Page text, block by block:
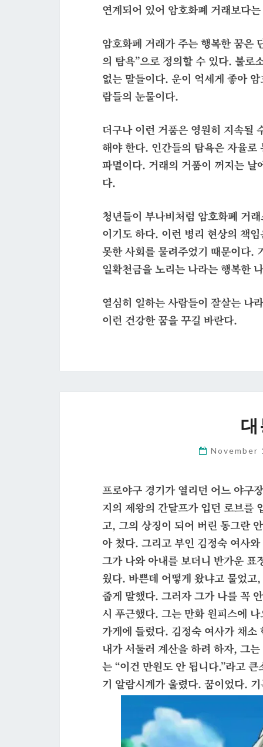
연계되어 있어 암호화폐 거래보다
암호화폐 거래가 주는 행복한 꿈은
의 탐욕”으로 정의할 수 있다. 불로
없는 말들이다. 운이 억세게 좋아
람들의 눈물이다.
더구나 이런 거품은 영원히 지속될
해야 한다. 인간들의 탐욕은 자율
파멸이다. 거래의 거품이 꺼지는
다.
청년들이 부나비처럼 암호화폐 거
이기도 하다. 이런 병리 현상의 책
못한 사회를 물려주었기 때문이다.
일확천금을 노리는 나라는 행복한
열심히 일하는 사람들이 잘살는 나
이런 건강한 꿈을 꾸길 바란다.
프로야구 경기가 열리던 어느 야구
지의 제왕의 간달프가 입던 로브를
고, 그의 상징이 되어 버린 동그란
아 쳤다. 그리고 부인 김정숙 여사
그가 나와 아내를 보더니 반가운
웠다. 바쁜데 어떻게 왔냐고 물었고
줍게 말했다. 그러자 그가 나를 꼭
시 푸근했다. 그는 만화 원피스에
가게에 들렀다. 김정숙 여사가 채
내가 서둘러 계산을 하려 하자, 그
는 “이건 만원도 안 됩니다.”라고
기 알람시계가 울렸다. 꿈이었다.